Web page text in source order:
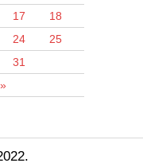
17
18
24
25
31